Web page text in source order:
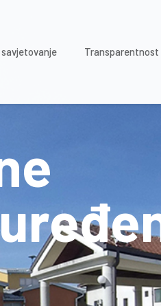
Transparentnost